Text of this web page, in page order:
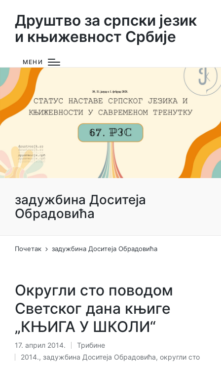
Друштво за српски језик
и књижевност Србије
МЕНИ
задужбина Доситеја
Обрадовића
Почетак задужбина Доситеја Обрадовића
Округли сто поводом
Светског дана књиге
„КЊИГА У ШКОЛИ“
17. април 2014.
Објављено
у
Трибине
Ознаке:
2014., задужбина Доситеја Обрадовића, округли сто